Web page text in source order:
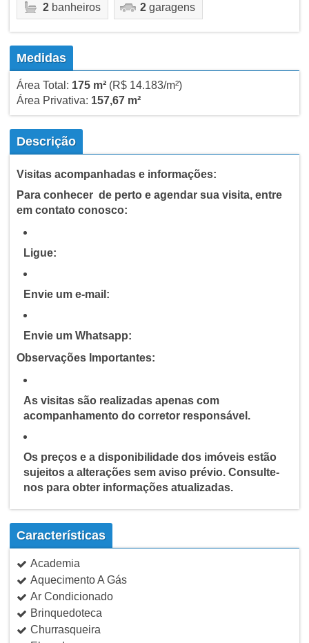
2banheiros 2garagens
Medidas
Área Total: 175 m²(R$ 14.183/m²)
Área Privativa: 157,67 m²
Descrição
Visitas acompanhadas e informações:
Para conhecer de perto e agendar sua visita, entre
em contato conosco:
Ligue:
Envie um e-mail:
Envie um Whatsapp:
Observações Importantes:
As visitas são realizadas apenas com
acompanhamento do corretor responsável.
Os preços e a disponibilidade dos imóveis estão
sujeitos a alterações sem aviso prévio. Consulte-
nos para obter informações atualizadas.
Características
Academia
Aquecimento A Gás
Ar Condicionado
Brinquedoteca
Churrasqueira